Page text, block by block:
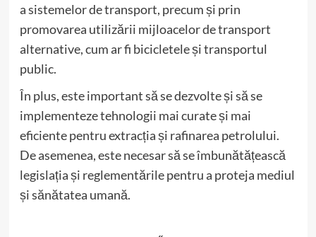
a sistemelor de transport, precum și prin
promovarea utilizării mijloacelor de transport
alternative, cum ar fi bicicletele și transportul
public.
În plus, este important să se dezvolte și să se
implementeze tehnologii mai curate și mai
eficiente pentru extracția și rafinarea petrolului.
De asemenea, este necesar să se îmbunătățească
legislația și reglementările pentru a proteja mediul
și sănătatea umană.